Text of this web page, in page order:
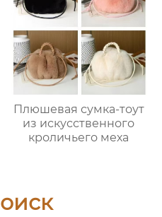
Плюшевая сумка-тоут
из искусственного
кроличьего меха